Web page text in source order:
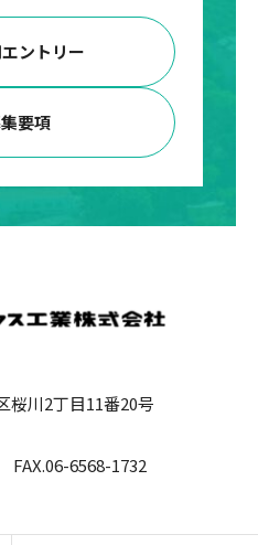
ントリー
要項
桜川2丁目11番20号
FAX.06-6568-1732